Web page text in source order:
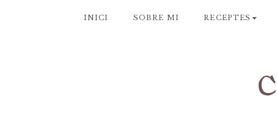
INICI SOBRE MI RECEPTES